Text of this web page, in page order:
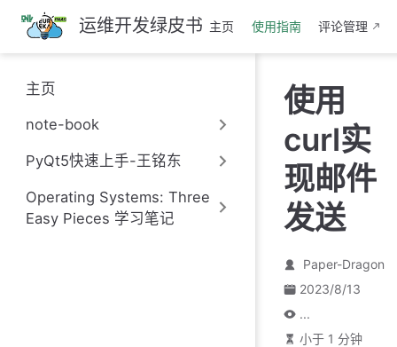
跳
至
主
要
內
运维开发绿皮书 主页 使用指南 评论管理
主页
note-book
PyQt5快速上手-王铭东
Operating Systems: Three
Easy Pieces 学习笔记
使用
curl实
现邮件
发送
Paper-Dragon
2023/8/13
...
小于 1 分钟